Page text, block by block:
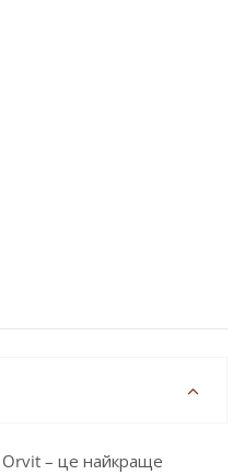
– це найкраще